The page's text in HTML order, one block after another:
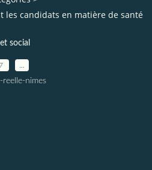
les candidats en matière de santé
social
reelle-nimes